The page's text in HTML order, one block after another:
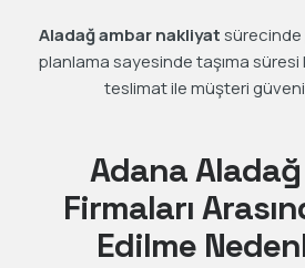
Aladağ ambar nakliyatsürecinde
planlama sayesinde taşıma süresi
teslimat ile müşteri güveni
Adana
Firmaları
Edilme